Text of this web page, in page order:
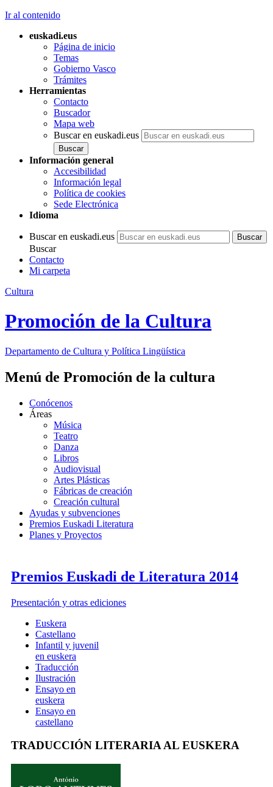
Ir al contenido
euskadi.eus
Página de inicio
Temas
Gobierno Vasco
Trámites
Herramientas
Contacto
Buscador
Mapa web
Buscar en euskadi.eus
Información general
Accesibilidad
Información legal
Política de cookies
Sede Electrónica
Idioma
Buscar en euskadi.eus
Buscar
Contacto
Mi carpeta
Cultura
Promoción de la Cultura
Departamento de Cultura y Política Lingüística
Menú de Promoción de la cultura
Conócenos
Áreas
Música
Teatro
Danza
Libros
Audiovisual
Artes Plásticas
Fábricas de creación
Creación cultural
Ayudas y subvenciones
Premios Euskadi Literatura
Planes y Proyectos
Premios Euskadi de Literatura 2014
Presentación y otras ediciones
Euskera
Castellano
Infantil y juvenil
en euskera
Traducción
Ilustración
Ensayo en
euskera
Ensayo en
castellano
TRADUCCIÓN LITERARIA AL EUSKERA